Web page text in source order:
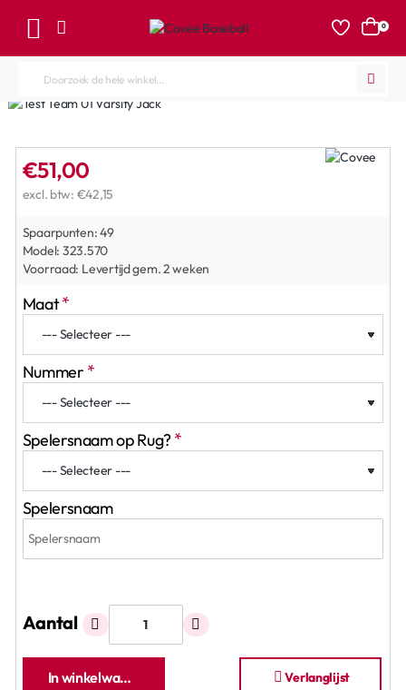
0
Doorzoek
de
winkel...
Spaarpunten:49
Model: 323.570
Voorraad: Levertijd gem. 2 weken
€51,00
excl. btw: €42,15
Maat
Nummer
Spelersnaam op Rug?
Spelersnaam
Aantal
In winkelwagen Verlanglijst